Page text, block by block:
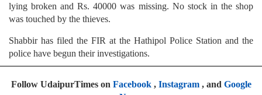
lying broken and Rs. 40000 was missing. No stock in the shop
was touched by the thieves.
Shabbir has filed the FIR at the Hathipol Police Station and the
police have begun their investigations.
Follow UdaipurTimes on Facebook, Instagram, and Google